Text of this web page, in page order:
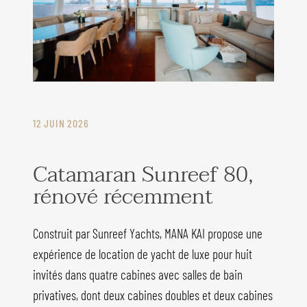
12 JUIN 2026
Catamaran Sunreef 80,
rénové récemment
Construit par Sunreef Yachts, MANA KAI propose une
expérience de location de yacht de luxe pour huit
invités dans quatre cabines avec salles de bain
privatives, dont deux cabines doubles et deux cabines